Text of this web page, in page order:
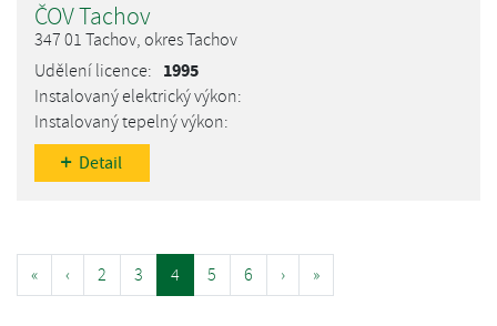
ČOV Tachov
347 01 Tachov, okres Tachov
1995
Detail
« ‹ 2 3 4 5 6 › »